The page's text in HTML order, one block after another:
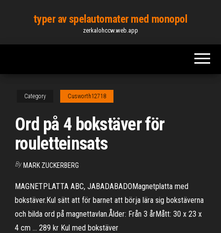
content
typer av spelautomater med monopol
zerkalohccw.web.app
Category Cusworth12718
Ord på 4 bokstäver för
rouletteinsats
By MARK ZUCKERBERG
MAGNETPLATTA ABC, JABADABADOMagnetplatta med
bokstäver.Kul sätt att för barnet att börja lära sig bokstäverna
och bilda ord på magnettavlan.Ålder: Från 3 årMått: 30 x 23 x
4 cm … 289 kr Kul med bokstäver